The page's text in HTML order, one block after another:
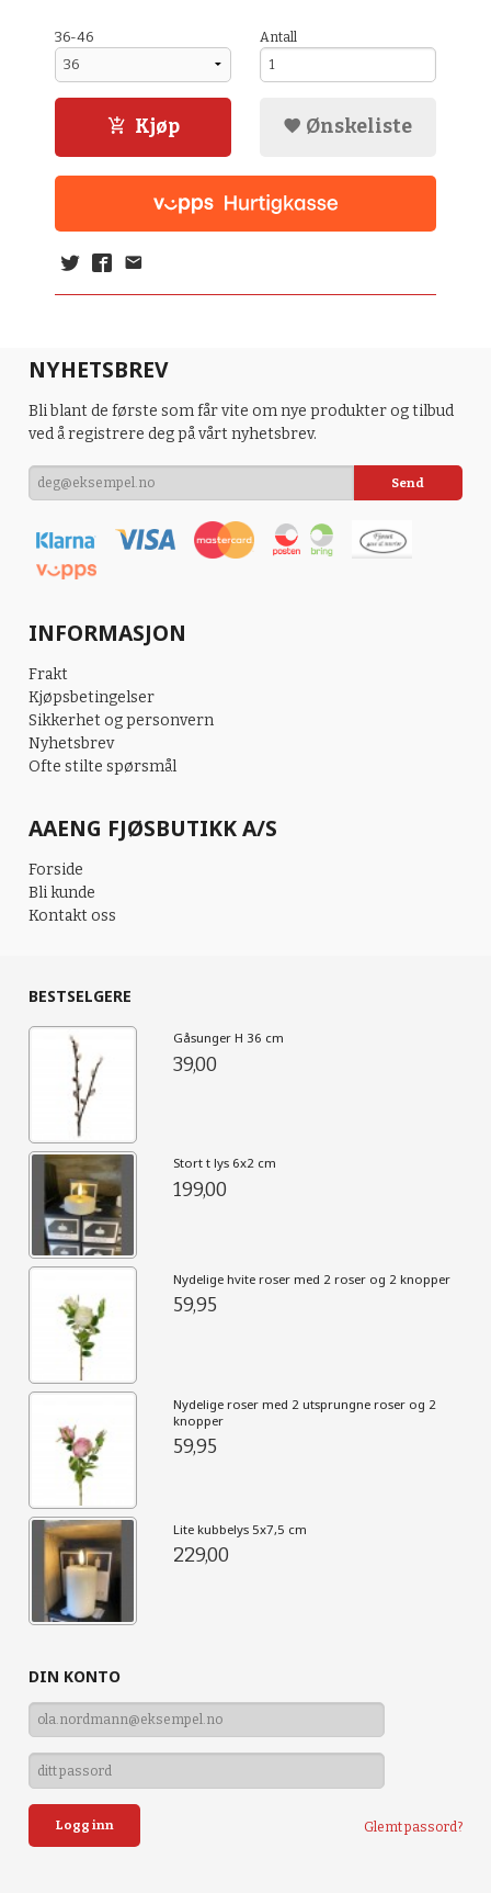
36-46 Antall
Kjøp Ønskeliste
NYHETSBREV
Bli blant de første som får vite om nye produkter og tilbud
ved å registrere deg på vårt nyhetsbrev.
INFORMASJON
Frakt
Kjøpsbetingelser
Sikkerhet og personvern
Nyhetsbrev
Ofte stilte spørsmål
AAENG FJØSBUTIKK A/S
Forside
Bli kunde
Kontakt oss
BESTSELGERE
Gåsunger H 36 cm
39,00
Stort t lys 6x2 cm
199,00
Nydelige hvite roser med 2 roser og 2 knopper
59,95
Nydelige roser med 2 utsprungne roser og 2
knopper
59,95
Lite kubbelys 5x7,5 cm
229,00
DIN KONTO
Glemt passord?